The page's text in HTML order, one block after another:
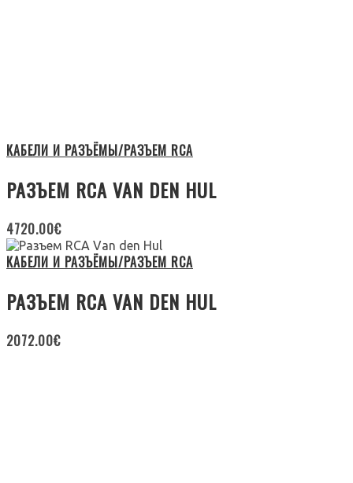
КАБЕЛИ И РАЗЪЁМЫ/РАЗЪЕМ RCA
РАЗЪЕМ RCA VAN DEN HUL
4720.00€
КАБЕЛИ И РАЗЪЁМЫ/РАЗЪЕМ RCA
РАЗЪЕМ RCA VAN DEN HUL
2072.00€